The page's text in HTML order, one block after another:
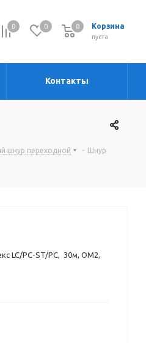
0 0 Корзина
0
пуста
0
Контакты
шнур переходной - Шнур
LC/PC-ST/PC, 30м, OM2,